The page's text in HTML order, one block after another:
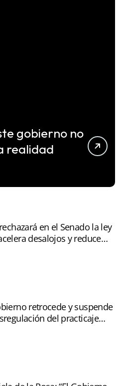
gobierno no
realidad
rechazará en el Senado la ley
desalojos y reduce
retrocede y suspende
del practicaje